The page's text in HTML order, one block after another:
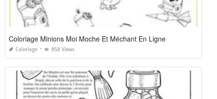
Coloriage Minions Moi Moche Et Méchant En Ligne
Coloriage 858 Views